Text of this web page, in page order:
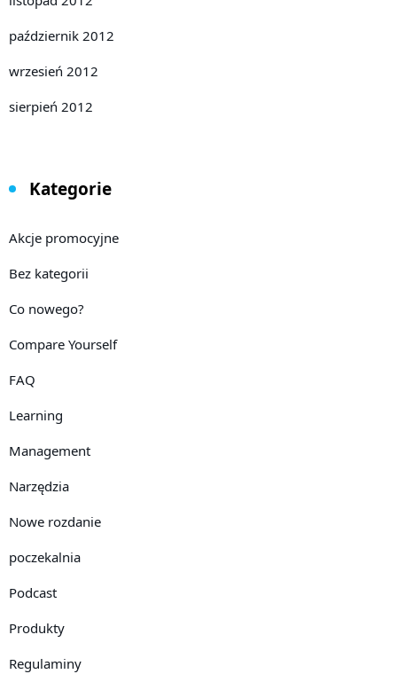
październik 2012
wrzesień 2012
sierpień 2012
Kategorie
Akcje promocyjne
Bez kategorii
Co nowego?
Compare Yourself
FAQ
Learning
Management
Narzędzia
Nowe rozdanie
poczekalnia
Podcast
Produkty
Regulaminy